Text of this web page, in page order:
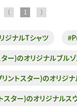
⟨ 1 ⟩
ジナルTシャツ
ー)のオリジナルブルゾ
ントスター)のオリジナ
ター)のオリジナルス